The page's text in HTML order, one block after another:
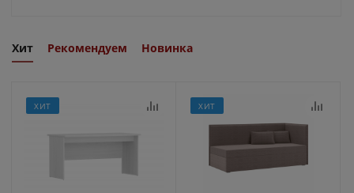
Хит Рекомендуем Новинка
ХИТ ХИТ